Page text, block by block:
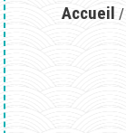
Accueil /